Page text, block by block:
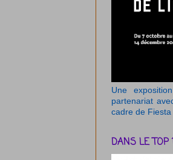
Une
partenariat
cadre de Fiesta
DANS LE TOP